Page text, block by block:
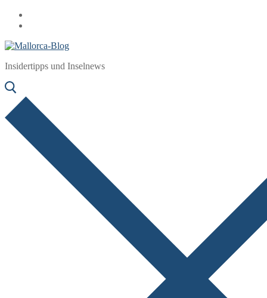
Zum
Inhalt
Menü
Schließen
Insidertipps und Inselnews